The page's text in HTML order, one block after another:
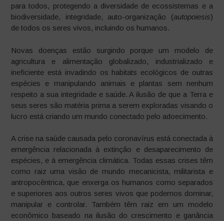
para todos, protegendo a diversidade de ecossistemas e a
biodiversidade, integridade, auto-organização (autopoiesis)
de todos os seres vivos, incluindo os humanos.
Novas doenças estão surgindo porque um modelo de
agricultura e alimentação globalizado, industrializado e
ineficiente está invadindo os habitats ecológicos de outras
espécies e manipulando animais e plantas sem nenhum
respeito a sua integridade e saúde. A ilusão de que a Terra e
seus seres são matéria prima a serem exploradas visando o
lucro está criando um mundo conectado pelo adoecimento.
A crise na saúde causada pelo coronavírus está conectada à
emergência relacionada à extinção e desaparecimento de
espécies, e à emergência climática. Todas essas crises têm
como raiz uma visão de mundo mecanicista, militarista e
antropocêntrica, que enxerga os humanos como separados
e superiores aos outros seres vivos que podemos dominar,
manipular e controlar. Também têm raiz em um modelo
econômico baseado na ilusão do crescimento e ganância